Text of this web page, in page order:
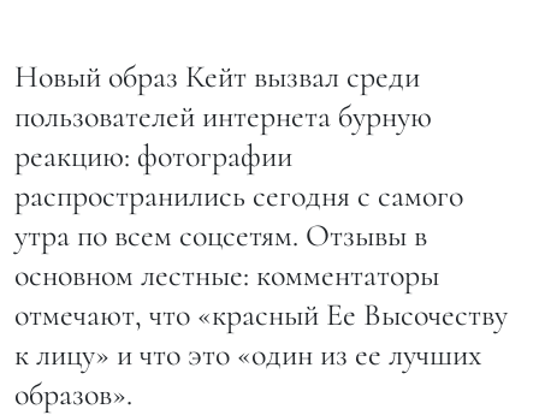
Новый образ Кейт вызвал среди
пользователей интернета бурную
реакцию: фотографии
распространились сегодня с самого
утра по всем соцсетям. Отзывы в
основном лестные: комментаторы
отмечают, что «красный Ее Высочеству
к лицу» и что это «один из ее лучших
образов».